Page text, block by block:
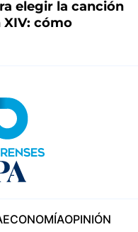
elegir la canción
XIV: cómo
ECONOMÍAOPINIÓN